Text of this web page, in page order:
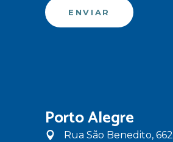
Porto Alegre
Rua São Benedito, 662